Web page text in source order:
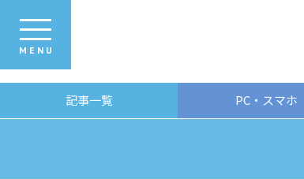
記事一覧 PC・スマホ
MENU